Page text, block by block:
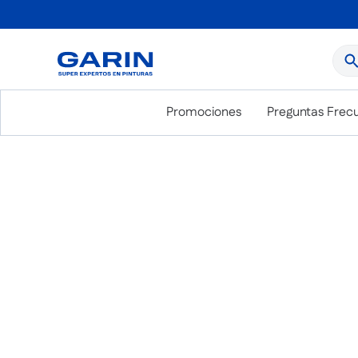
Promociones Preguntas